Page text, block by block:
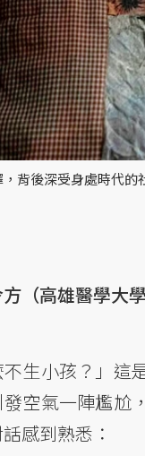
背後深受身處時代
（高雄醫學大
不生小孩？」
空氣一陣尷尬
感到熟悉：